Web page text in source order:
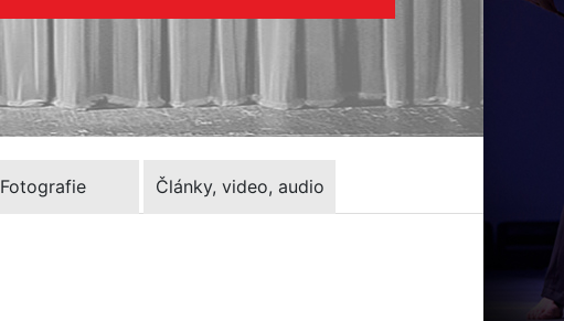
Fotografie Články, video, audio